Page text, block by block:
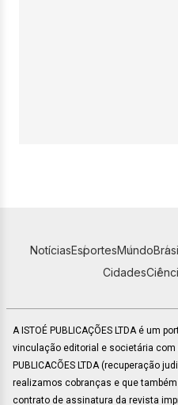
NotíciasEsportesMundo
Cidades
A ISTOÉ PUBLICAÇÕES LTDA é um
vinculação editorial e societária com
PUBLICACÕES LTDA (recuperação
realizamos cobranças e que
contrato de assinatura da revista